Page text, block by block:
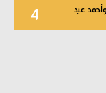
4 عيد